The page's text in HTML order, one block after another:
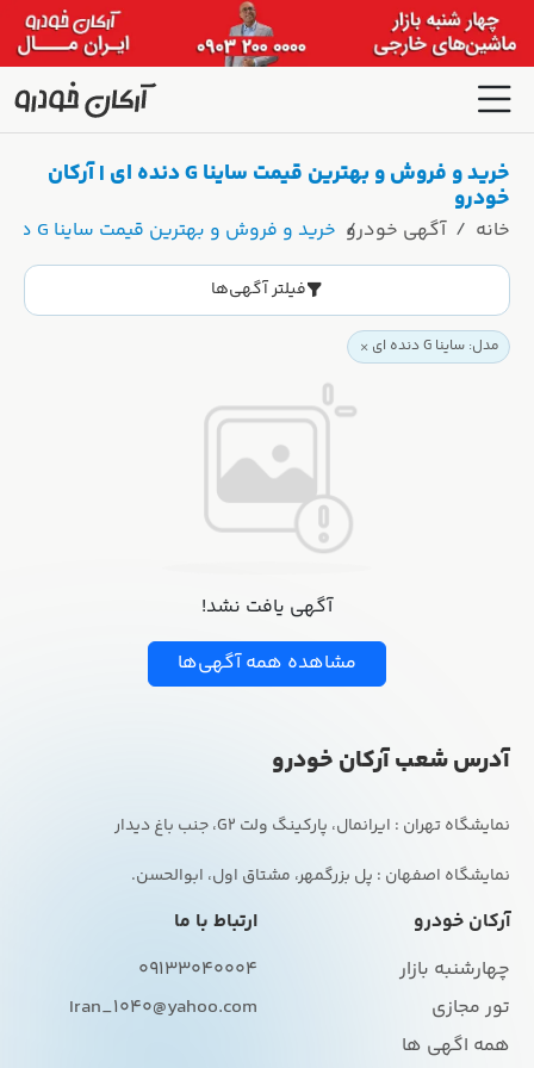
خرید و فروش و بهترین قیمت ساینا G دنده ای | آرکان
خودرو
خانه آگهی خودرو خرید و فروش و بهترین قیمت ساینا G دنده ای | آرکان خودرو
فیلتر آگهی‌ها
مدل: ساینا G دنده ای
آگهی یافت نشد!
مشاهده همه آگهی‌ها
آدرس شعب آرکان خودرو
نمایشگاه اصفهان : پل بزرگمهر، مشتاق اول، ابوالحسن.
آرکان خودرو
چهارشنبه بازار
تور مجازی
همه اگهی ها
ارتباط با ما
09133040004
Iran_1040@yahoo.com